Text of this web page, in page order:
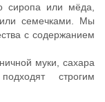
сиропа или мёда,
или семечками. Мы
с содержанием
муки, сахара
строгим